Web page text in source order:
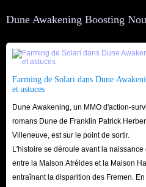
Dune Awakening Boosting
Farming de Solari dans Dune
et astuces
Dune Awakening, un MMO d'action-
romans Dune de Franklin Patrick
Villeneuve, est sur le point de sortir.
L'histoire se déroule avant la
entre la Maison Atréides et la Maison
entraînant la disparition des Fremen.